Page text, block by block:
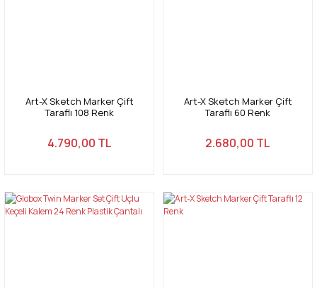
Art-X Sketch Marker Çift
Taraflı 108 Renk
4.790,00 TL
Art-X Sketch Marker Çift
Taraflı 60 Renk
2.680,00 TL